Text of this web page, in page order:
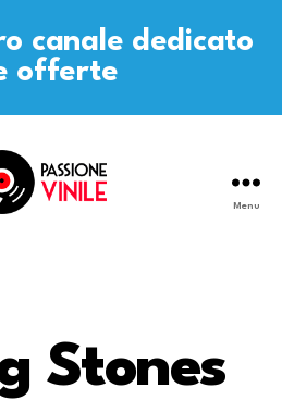
canale dedicato
offerte
Menu
Stones